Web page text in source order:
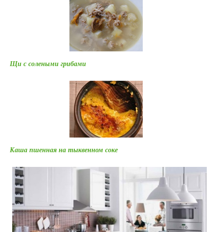
Щи с солеными грибами
Каша пшенная на тыквенном соке